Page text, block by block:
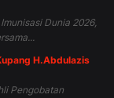
Dunia 2026,
H.Abdulazis
Pengobatan